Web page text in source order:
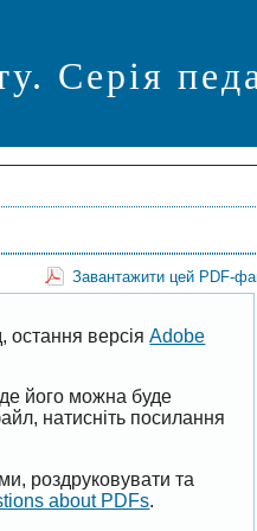
Серія
Завантажити цей PDF-
остання версіяAdobe
його можна буде
натисніть посилання
роздруковувати та
about PDFs.